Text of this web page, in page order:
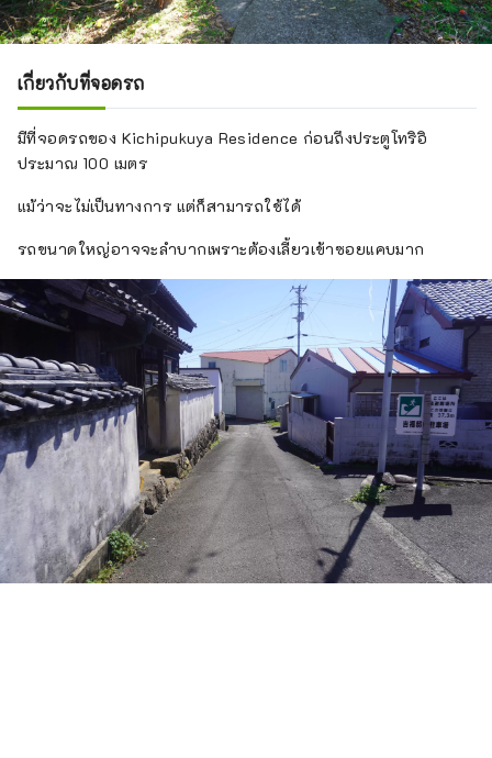
เกี่ยวกับที่จอดรถ
มีที่จอดรถของ Kichipukuya Residence ก่อนถึงประตูโทริอิ
ประมาณ 100 เมตร
แม้ว่าจะไม่เป็นทางการ แต่ก็สามารถใช้ได้
รถขนาดใหญ่อาจจะลำบากเพราะต้องเลี้ยวเข้าซอยแคบมาก